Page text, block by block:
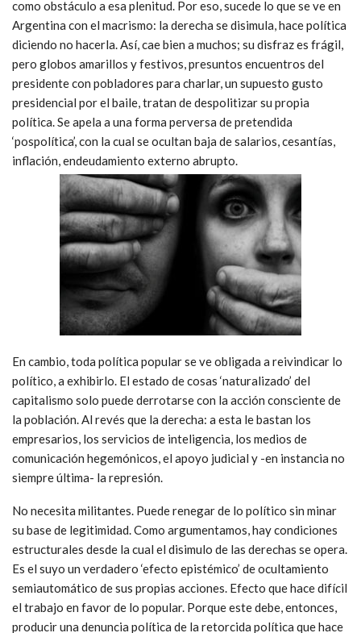
como obstáculo a esa plenitud. Por eso, sucede lo que se ve en
Argentina con el macrismo: la derecha se disimula, hace política
diciendo no hacerla. Así, cae bien a muchos; su disfraz es frágil,
pero globos amarillos y festivos, presuntos encuentros del
presidente con pobladores para charlar, un supuesto gusto
presidencial por el baile, tratan de despolitizar su propia
política. Se apela a una forma perversa de pretendida
‘pospolítica’, con la cual se ocultan baja de salarios, cesantías,
inflación, endeudamiento externo abrupto.
En cambio, toda política popular se ve obligada a reivindicar lo
político, a exhibirlo. El estado de cosas ‘naturalizado’ del
capitalismo solo puede derrotarse con la acción consciente de
la población. Al revés que la derecha: a esta le bastan los
empresarios, los servicios de inteligencia, los medios de
comunicación hegemónicos, el apoyo judicial y -en instancia no
siempre última- la represión.
No necesita militantes. Puede renegar de lo político sin minar
su base de legitimidad. Como argumentamos, hay condiciones
estructurales desde la cual el disimulo de las derechas se opera.
Es el suyo un verdadero ‘efecto epistémico’ de ocultamiento
semiautomático de sus propias acciones. Efecto que hace difícil
el trabajo en favor de lo popular. Porque este debe, entonces,
producir una denuncia política de la retorcida política que hace